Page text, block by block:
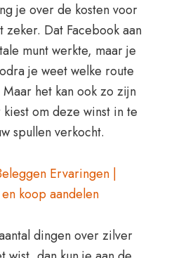
je over de kosten voor
Dat Facebook aan
munt werkte, maar je
je weet welke route
het kan ook zo zijn
om deze winst in te
spullen verkocht.
Ervaringen |
koop aandelen
dingen over zilver